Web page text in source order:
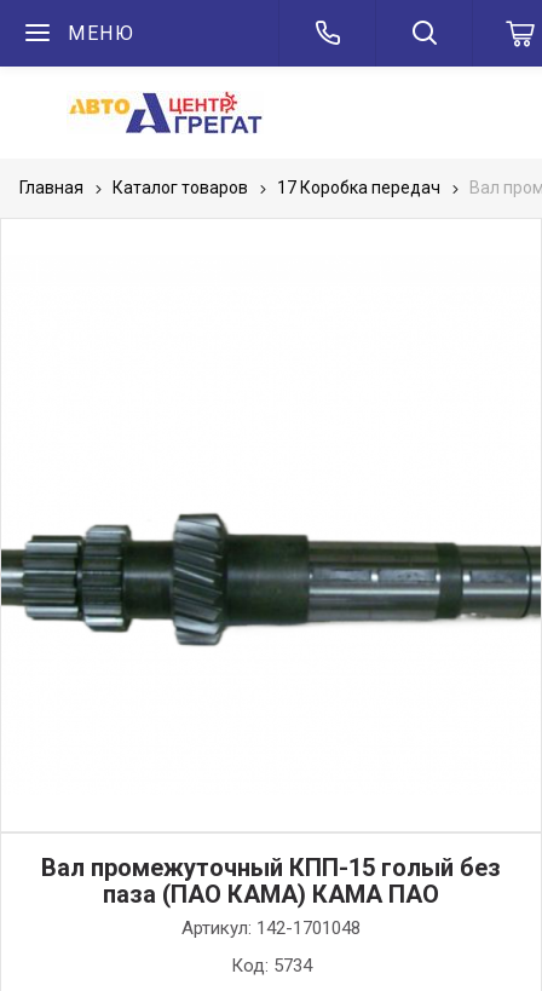
МЕНЮ
Главная Каталог товаров 17 Коробка передач Вал
Вал промежуточный КПП-15 голый без
паза (ПАО КАМА) КАМА ПАО
Артикул: 142-1701048
Код: 5734